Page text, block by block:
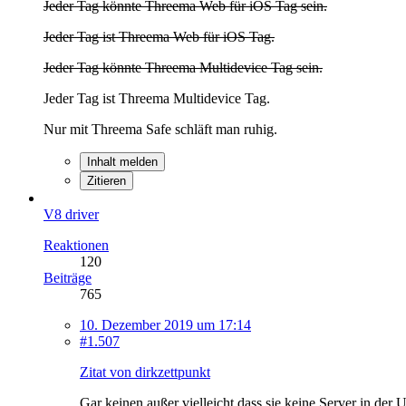
Jeder Tag könnte Threema Web für iOS Tag sein.
Jeder Tag ist Threema Web für iOS Tag.
Jeder Tag könnte Threema Multidevice Tag sein.
Jeder Tag ist Threema Multidevice Tag.
Nur mit Threema Safe schläft man ruhig.
Inhalt melden
Zitieren
V8 driver
Reaktionen
120
Beiträge
765
10. Dezember 2019 um 17:14
#1.507
Zitat von dirkzettpunkt
Gar keinen außer vielleicht dass sie keine Server in der